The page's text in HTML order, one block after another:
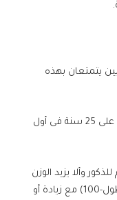
يتمتعان بهذه
▪ ألا يقل السن عن 18 سنة ميلادية وألا يزيد على 25 سنة فى أول
الطول عن 160سم للإناث، 165سم للذكور وألا يزيد الوزن
عن ناتج طرح 100 سم من طوله (الوزن= الطول-100) مع زيادة أو